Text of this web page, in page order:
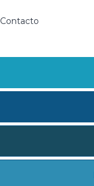
Contacto